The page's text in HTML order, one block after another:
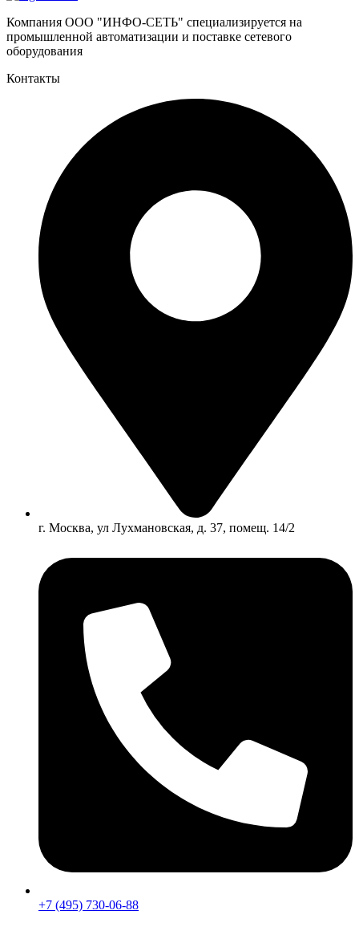
Компания ООО "ИНФО-СЕТЬ" специализируется на
промышленной автоматизации и поставке сетевого
оборудования
Контакты
г. Москва, ул Лухмановская, д. 37, помещ. 14/2
+7 (495) 730-06-88